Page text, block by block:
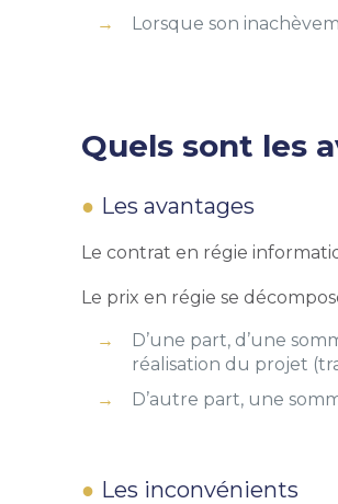
Lorsque son
Quels sont les
Les avantages
Le contrat en régie
Le prix en régie se
D’une part, d’une
réalisation du projet
D’autre part, une
Les inconvénients